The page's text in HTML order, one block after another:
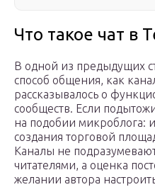
Что такое чат в
В одной из предыдущих
способ общения, как
рассказывалось о
сообществ. Если
на подобии микроблога:
создания торговой
Каналы не
читателями, а оценка
желании автора